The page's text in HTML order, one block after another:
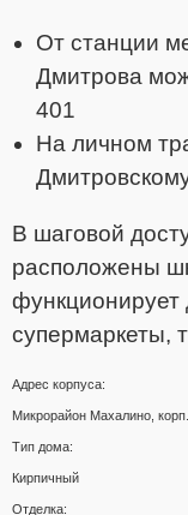
От станции
Дмитрова
401
На личном
В шаговой
расположены
функционирует
супермаркеты,
Адрес корпуса:
Микрорайон Махалино,
Тип дома:
Кирпичный
Отделка: